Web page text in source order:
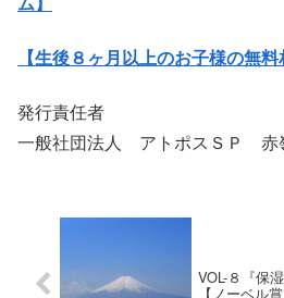
【生後８ヶ月以上のお子様の無料
発行責任者
一般社団法人 アトポスＳＰ 赤
VOL-８『保
【ノーベル